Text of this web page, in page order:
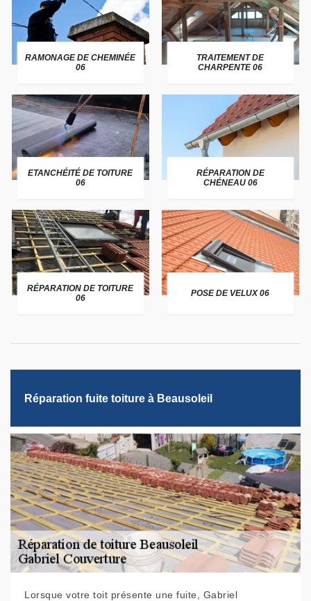
RAMONAGE DE CHEMINÉE
06
TRAITEMENT DE
CHARPENTE 06
ETANCHÉITÉ DE TOITURE
06
RÉPARATION DE
CHÉNEAU 06
RÉPARATION DE TOITURE
06
POSE DE VELUX 06
Réparation fuite toiture à Beausoleil
Lorsque votre toit présente une fuite, Gabriel